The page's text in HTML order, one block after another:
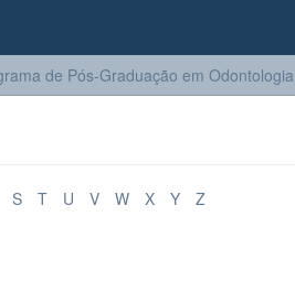
de Pós-Graduação em Odontologia
S T U V W X Y Z